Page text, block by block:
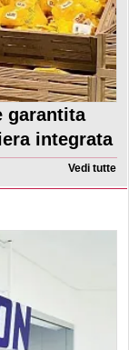
garantita
integrata
Vedi tutte